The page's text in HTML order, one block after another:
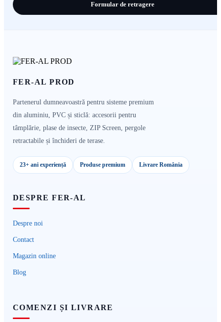
Formular de retragere
FER-AL PROD
Partenerul dumneavoastră pentru sisteme premium
din aluminiu, PVC și sticlă: accesorii pentru
tâmplărie, plase de insecte, ZIP Screen, pergole
retractabile și închideri de terase.
23+ ani experiență Produse premium Livrare România
DESPRE FER-AL
Despre noi
Contact
Magazin online
Blog
COMENZI ȘI LIVRARE